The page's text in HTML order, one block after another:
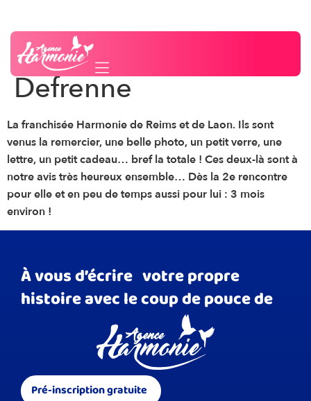
Un beau couple de
plus grâce à Jocelyne
Defrenne
La franchisée Harmonie de Reims et de Laon. Ils sont
venus la remercier, une belle photo, un petit verre, une
lettre, un petit cadeau… bref la totale ! Ces deux-là sont à
notre avis très heureux ensemble… Dès la 2e rencontre
pour elle et en peu de temps aussi pour lui : 3 mois
environ !
À vous d’écrire votre propre
histoire avec le coup de pouce de
Pré-inscription gratuite